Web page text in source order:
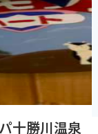
十勝川温泉